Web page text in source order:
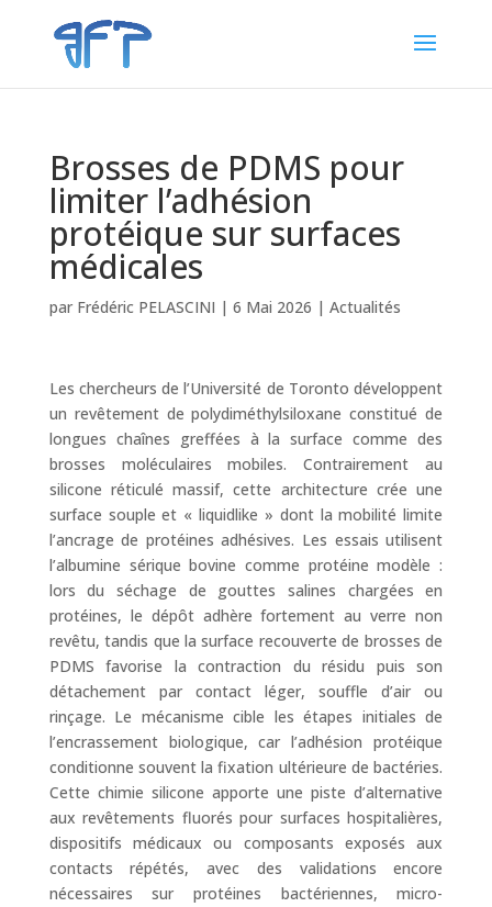
Brosses de PDMS pour
limiter l’adhésion
protéique sur surfaces
médicales
par Frédéric PELASCINI | 6 Mai 2026 | Actualités
Les chercheurs de l’Université de Toronto développent
un revêtement de polydiméthylsiloxane constitué de
longues chaînes greffées à la surface comme des
brosses moléculaires mobiles. Contrairement au
silicone réticulé massif, cette architecture crée une
surface souple et « liquidlike » dont la mobilité limite
l’ancrage de protéines adhésives. Les essais utilisent
l’albumine sérique bovine comme protéine modèle :
lors du séchage de gouttes salines chargées en
protéines, le dépôt adhère fortement au verre non
revêtu, tandis que la surface recouverte de brosses de
PDMS favorise la contraction du résidu puis son
détachement par contact léger, souffle d’air ou
rinçage. Le mécanisme cible les étapes initiales de
l’encrassement biologique, car l’adhésion protéique
conditionne souvent la fixation ultérieure de bactéries.
Cette chimie silicone apporte une piste d’alternative
aux revêtements fluorés pour surfaces hospitalières,
dispositifs médicaux ou composants exposés aux
contacts répétés, avec des validations encore
nécessaires sur protéines bactériennes, micro-